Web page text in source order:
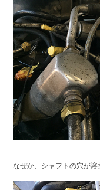
なぜか、シャフトの穴が